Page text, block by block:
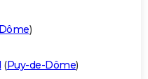
)
(Puy-de-Dôme)